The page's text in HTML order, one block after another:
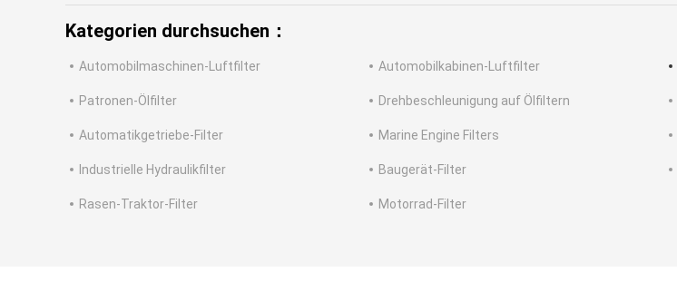
Kategorien durchsuchen：
Automobilmaschinen-Luftfilter Automobilkabinen-Luftfilter
Patronen-Ölfilter Drehbeschleunigung auf Ölfiltern
Automatikgetriebe-Filter Marine Engine Filters
Industrielle Hydraulikfilter Baugerät-Filter
Rasen-Traktor-Filter Motorrad-Filter